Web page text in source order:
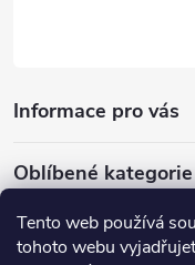
Tento web používá
tohoto webu
Informace pro vás
Oblíbené kategorie
Přijímáme online